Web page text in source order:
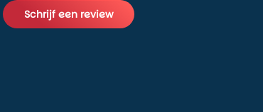
Schrijf een review